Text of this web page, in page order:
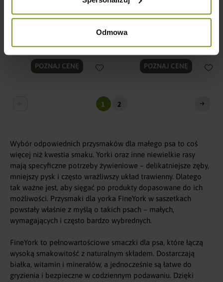
Odmowa
POZNAJ CENĘ POZNAJ CENĘ
1 2
Wybór odpowiednich przysmaków dla małego psa to coś
więcej niż kwestia smaku. Yorki oraz inne niewielkie rasy
mają specyficzne potrzeby żywieniowe – delikatniejsze zęby,
mniejszy pysk i często wrażliwszy układ trawienny. Dlatego
tak ważne jest, aby sięgać po produkty dopasowane do ich
możliwości. Przysmaki dla yorka FineYork w saszetkach
powstały właśnie z myślą o takich psach – małych,
wymagających i często bardzo wybrednych.
FineYork to pełnowartościowe smaczki dla psa, które łączą
wysoką smakowitość z naturalnym składem. Dostarczają
białka, witamin i minerałów, a jednocześnie są łatwe do
gryzienia i bezpieczne w codziennym podawaniu. Dzięki